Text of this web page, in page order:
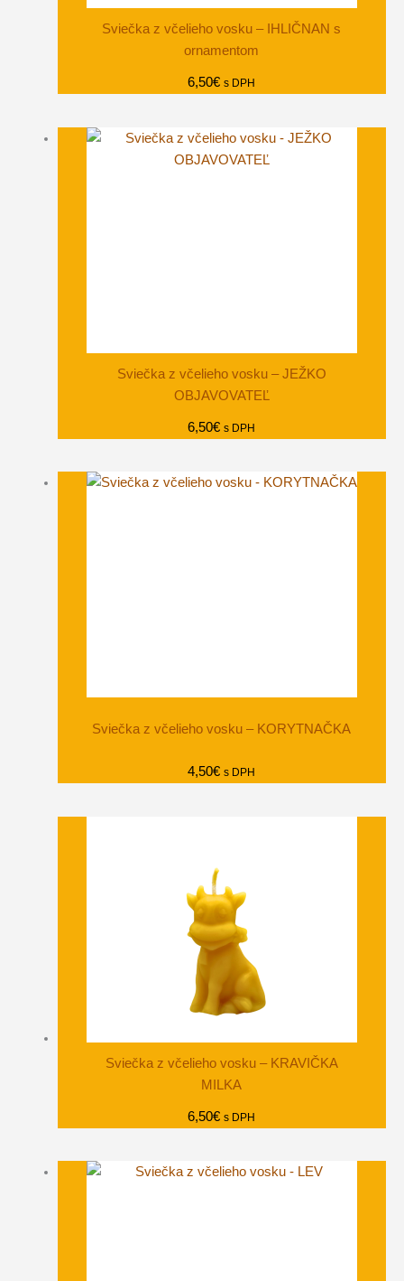
Sviečka z včelieho vosku – IHLIČNAN s
ornamentom
6,50€ s DPH
Sviečka z včelieho vosku – JEŽKO
OBJAVOVATEĽ
6,50€ s DPH
Sviečka z včelieho vosku – KORYTNAČKA
4,50€ s DPH
Sviečka z včelieho vosku – KRAVIČKA
MILKA
6,50€ s DPH